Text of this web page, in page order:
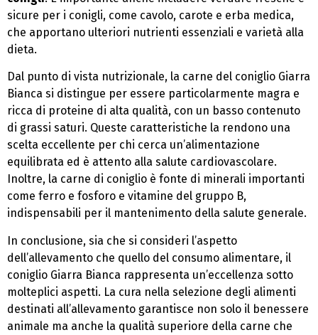
sicure per i conigli, come cavolo, carote e erba medica,
che apportano ulteriori nutrienti essenziali e varietà alla
dieta.
Dal punto di vista nutrizionale, la carne del coniglio Giarra
Bianca si distingue per essere particolarmente magra e
ricca di proteine di alta qualità, con un basso contenuto
di grassi saturi. Queste caratteristiche la rendono una
scelta eccellente per chi cerca un’alimentazione
equilibrata ed è attento alla salute cardiovascolare.
Inoltre, la carne di coniglio è fonte di minerali importanti
come ferro e fosforo e vitamine del gruppo B,
indispensabili per il mantenimento della salute generale.
In conclusione, sia che si consideri l’aspetto
dell’allevamento che quello del consumo alimentare, il
coniglio Giarra Bianca rappresenta un’eccellenza sotto
molteplici aspetti. La cura nella selezione degli alimenti
destinati all’allevamento garantisce non solo il benessere
animale ma anche la qualità superiore della carne che